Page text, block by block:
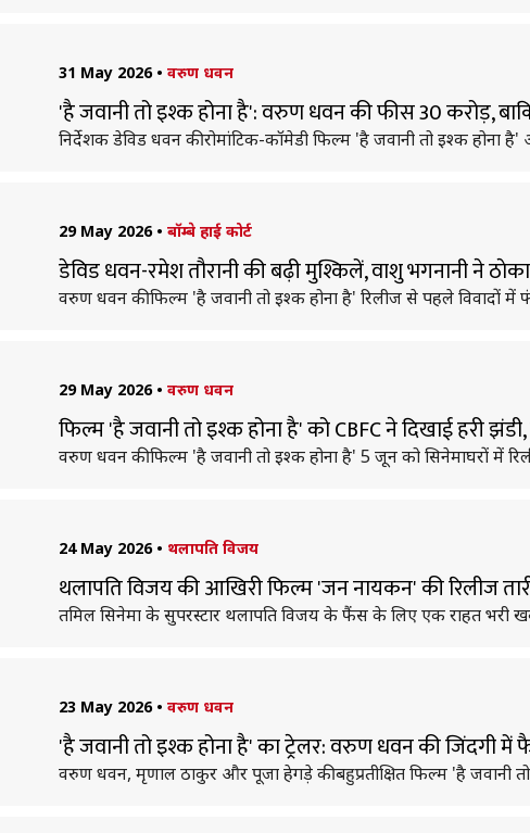
31 May 2026 • वरुण धवन
'है जवानी तो इश्क होना है': वरुण धवन की फीस 30 करोड़,
निर्देशक डेविड धवन की रोमांटिक-कॉमेडी फिल्म 'है जवानी तो इश्क होना
29 May 2026 • बॉम्बे हाई कोर्ट
डेविड धवन-रमेश तौरानी की बढ़ी मुश्किलें, वाशु भगनानी ने
वरुण धवन की फिल्म 'है जवानी तो इश्क होना है' रिलीज से पहले विवादों में
29 May 2026 • वरुण धवन
फिल्म 'है जवानी तो इश्क होना है' को CBFC ने दिखाई हरी झंडी,
वरुण धवन की फिल्म 'है जवानी तो इश्क होना है' 5 जून को सिनेमाघरों में
24 May 2026 • थलापति विजय
थलापति विजय की आखिरी फिल्म 'जन नायकन' की रिलीज
तमिल सिनेमा के सुपरस्टार थलापति विजय के फैंस के लिए एक राहत भरी
23 May 2026 • वरुण धवन
'है जवानी तो इश्क होना है' का ट्रेलर: वरुण धवन की जिंदगी में
वरुण धवन, मृणाल ठाकुर और पूजा हेगड़े की बहुप्रतीक्षित फिल्म 'है जवानी तो